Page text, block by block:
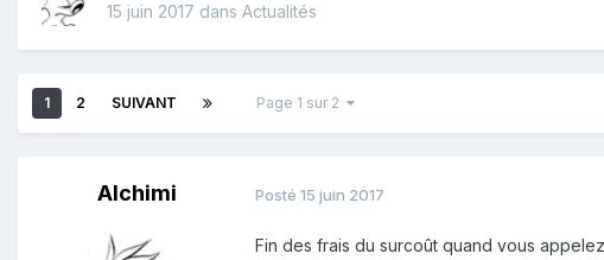
15 juin 2017 dans Actualités
1 2 SUIVANT Page 1 sur 2
Alchimi Posté 15 juin 2017
Fin des frais du surcoût quand vous